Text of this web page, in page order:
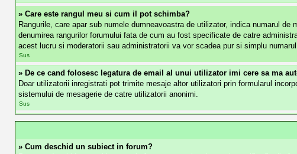
» Care este rangul meu si cum il pot schimba?
Rangurile, care apar sub numele dumneavoastra de utilizator, indica numarul
denumirea rangurilor forumului fata de cum au fost specificate de catre
acest lucru si moderatorii sau administratorii va vor scadea pur si simplu
Sus
» De ce cand folosesc legatura de email al unui utilizator imi cere sa ma
Doar utilizatorii inregistrati pot trimite mesaje altor utilizatori prin formularul
sistemului de mesagerie de catre utilizatorii anonimi.
Sus
» Cum deschid un subiect in forum?